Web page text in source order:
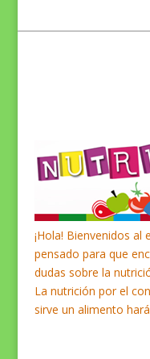
¡Hola! Bienvenidos al
pensado para que
dudas sobre la
La nutrición por el
sirve un alimento